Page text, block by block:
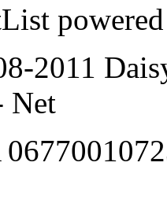
2011
Net